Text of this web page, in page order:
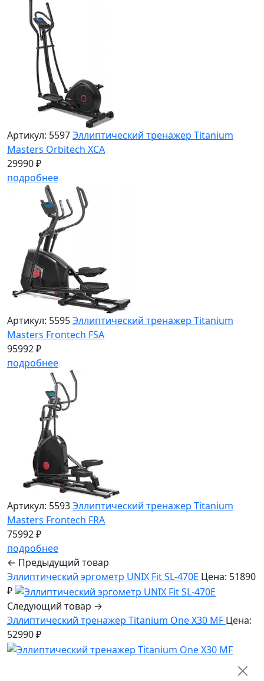
Артикул: 5597Эллиптический тренажер Titanium
Masters Orbitech XCA
29990 ₽
подробнее
Артикул: 5595Эллиптический тренажер Titanium
Masters Frontech FSA
95992 ₽
подробнее
Артикул: 5593Эллиптический тренажер Titanium
Masters Frontech FRA
75992 ₽
подробнее
← Предыдущий товар
Эллиптический эргометр UNIX Fit SL-470E Цена: 51890
₽
Следующий товар →
Эллиптический тренажер Titanium One X30 MF Цена:
52990 ₽